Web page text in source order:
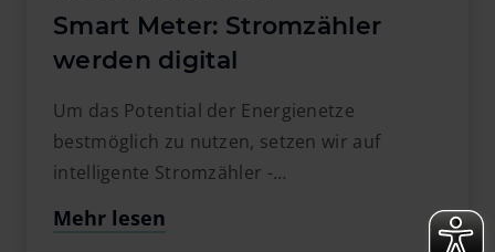
Smart Meter: Stromzähler
werden digital
Um das Potential der Energienetze
bestmöglich zu nutzen, setzen wir auf
intelligente Stromzähler -…
Mehr lesen